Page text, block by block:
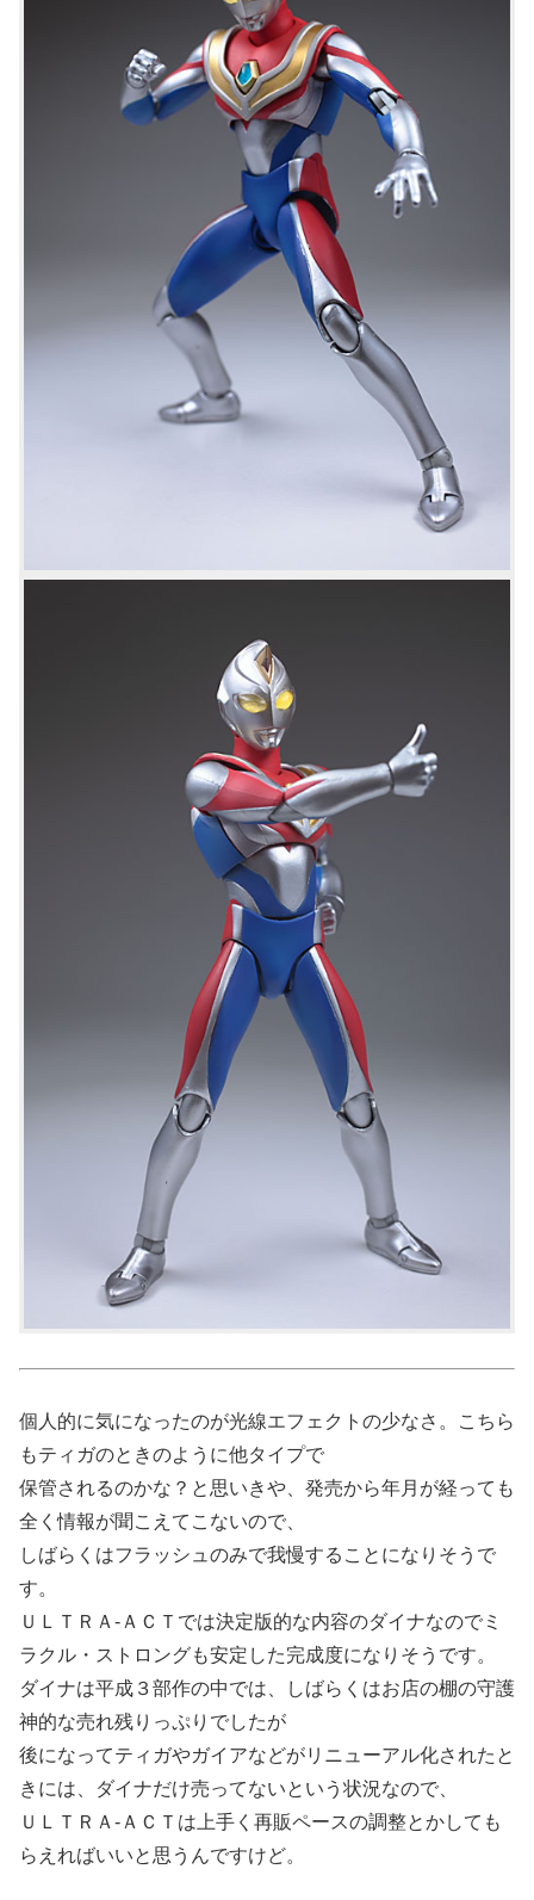
個人的に気になったのが光線エフェクトの少なさ。こちら
もティガのときのように他タイプで
保管されるのかな？と思いきや、発売から年月が経っても
全く情報が聞こえてこないので、
しばらくはフラッシュのみで我慢することになりそうで
す。
ＵＬＴＲＡ‐ＡＣＴでは決定版的な内容のダイナなのでミ
ラクル・ストロングも安定した完成度になりそうです。
ダイナは平成３部作の中では、しばらくはお店の棚の守護
神的な売れ残りっぷりでしたが
後になってティガやガイアなどがリニューアル化されたと
きには、ダイナだけ売ってないという状況なので、
ＵＬＴＲＡ‐ＡＣＴは上手く再販ペースの調整とかしても
らえればいいと思うんですけど。